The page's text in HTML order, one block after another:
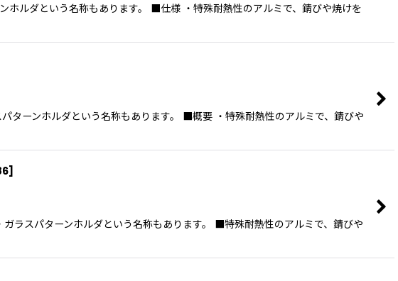
ダという名称もあります。 ■仕様 ・特殊耐熱性のアルミで、錆びや焼けを
ンホルダという名称もあります。 ■概要 ・特殊耐熱性のアルミで、錆びや
]
スパターンホルダという名称もあります。 ■特殊耐熱性のアルミで、錆びや